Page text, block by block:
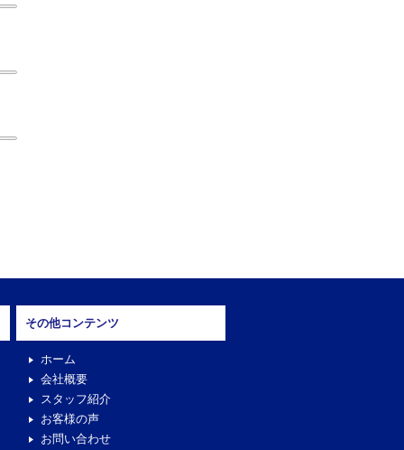
その他コンテンツ
ホーム
会社概要
スタッフ紹介
お客様の声
お問い合わせ